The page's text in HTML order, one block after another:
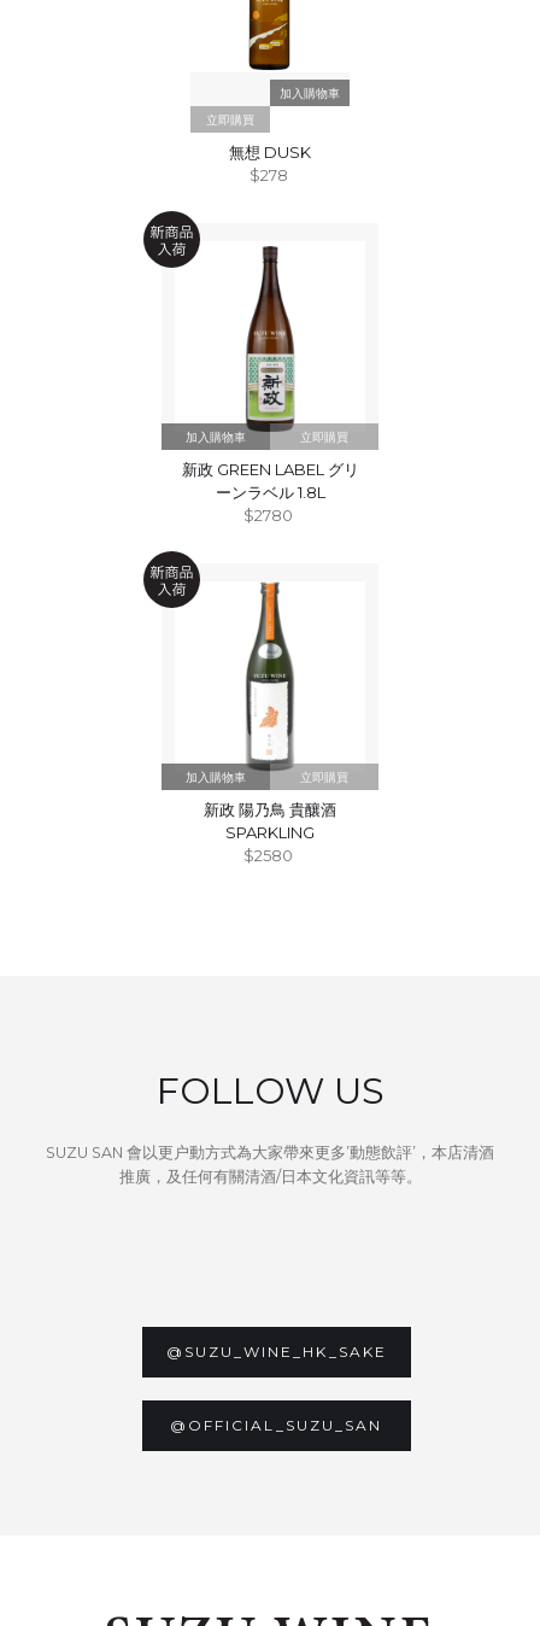
立即購買
無想 DUSK
$278
立即購買
新政 GREEN LABEL グリ
ーンラベル 1.8L
$2780
立即購買
新政 陽乃鳥 貴釀酒
SPARKLING
$2580
FOLLOW US
SUZU SAN 會以更户動方式為大家帶來更多’動態飲評’，本店清酒
推廣，及任何有關清酒/日本文化資訊等等。
@SUZU_WINE_HK_SAKE
@OFFICIAL_SUZU_SAN